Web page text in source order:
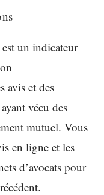
un indicateur
avis et des
vécu des
mutuel. Vous
en ligne et les
d’avocats pour